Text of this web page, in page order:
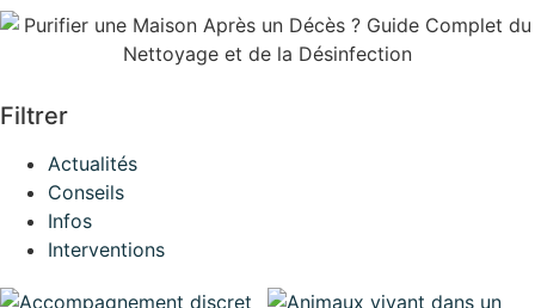
Filtrer
Actualités
Conseils
Infos
Interventions